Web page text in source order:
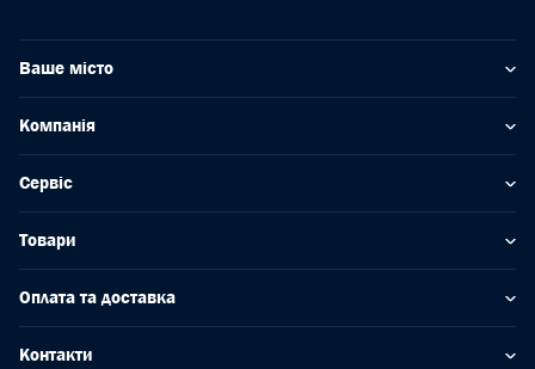
Ваше місто
Компанія
Сервіс
Товари
Оплата та доставка
Контакти